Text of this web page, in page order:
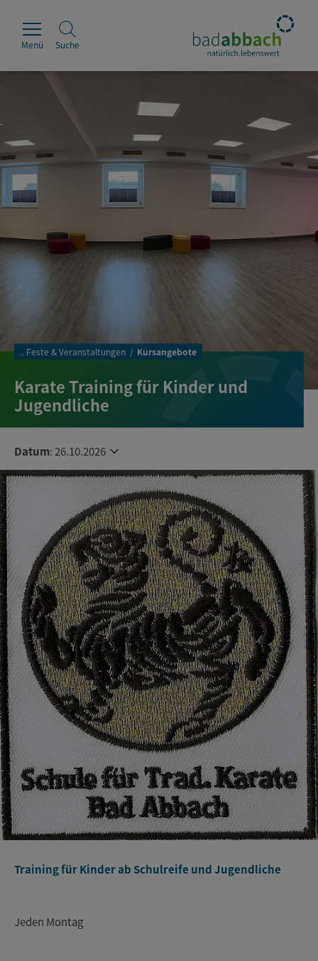
Rathaus
Erleben
Leben & Wohnen
Wirtschaft & Handel
Menü Suche
.. Feste & Veranstaltungen Kursangebote
Karate Training für Kinder und
Jugendliche
Datum: 26.10.2026
Training für Kinder ab Schulreife und Jugendliche
Jeden Montag